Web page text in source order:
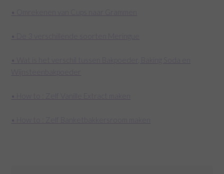
• Omrekenen van Cups naar Grammen
• De 3 verschillende soorten Meringue
• Wat is het verschil tussen Bakpoeder, Baking Soda en
• How to : Zelf Vanille Extract maken
• How to : Zelf Banketbakkersroom maken